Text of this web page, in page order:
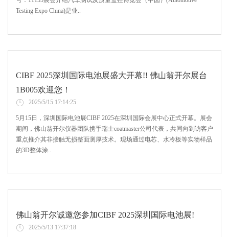
Testing Expo China)是业..
CIBF 2025深圳国际电池展盛大开幕!! 佛山翁开尔展台
1B005欢迎您！
2025/5/15 17:14:25
5月15日，深圳国际电池展CIBF 2025在深圳国际会展中心正式开幕。展会
期间，佛山翁开尔仪器团队携手瑞士coatmaster公司代表，共同向到访客户
重点推介其非接触无损整面测厚技术。现场通过电芯、水冷板等实物样品
的3D整体涂..
佛山翁开尔诚邀您参加CIBF 2025深圳国际电池展!
2025/5/13 17:37:18